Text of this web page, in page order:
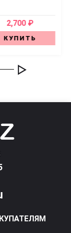
2,700 ₽
КУПИТЬ